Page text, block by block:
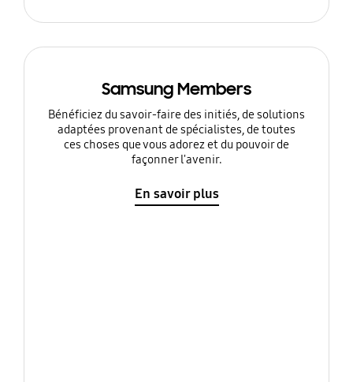
Samsung Members
Bénéficiez du savoir-faire des initiés, de solutions
adaptées provenant de spécialistes, de toutes
ces choses que vous adorez et du pouvoir de
façonner l'avenir.
En savoir plus